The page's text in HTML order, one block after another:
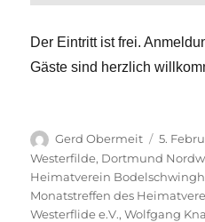
Der Eintritt ist frei.
Gäste sind herzlich
Autor
Gerd Obermeit
am
5.
Westerfilde, Dortmund
Heimatverein
Monatstreffen des
Westerflide e.V.,Wolfgang